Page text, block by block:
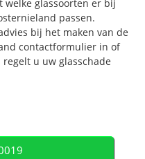
welke glassoorten er bij
passen.
bij het maken van de
contactformulier in of
regelt u uw glasschade